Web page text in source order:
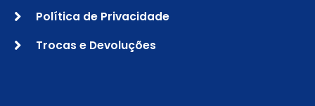
Política de Privacidade
Trocas e Devoluções